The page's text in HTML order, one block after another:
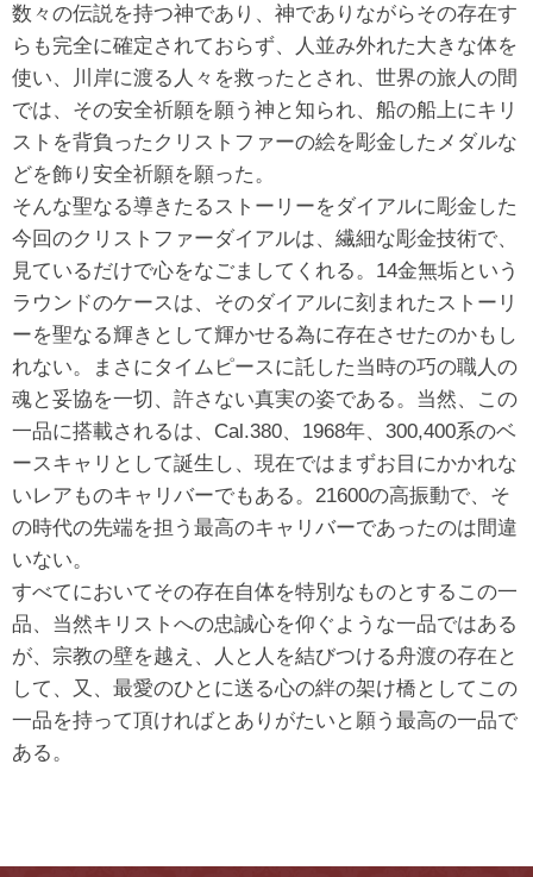
数々の伝説を持つ神であり、神でありながらその存在す
らも完全に確定されておらず、人並み外れた大きな体を
使い、川岸に渡る人々を救ったとされ、世界の旅人の間
では、その安全祈願を願う神と知られ、船の船上にキリ
ストを背負ったクリストファーの絵を彫金したメダルな
どを飾り安全祈願を願った。
そんな聖なる導きたるストーリーをダイアルに彫金した
今回のクリストファーダイアルは、繊細な彫金技術で、
見ているだけで心をなごましてくれる。14金無垢という
ラウンドのケースは、そのダイアルに刻まれたストーリ
ーを聖なる輝きとして輝かせる為に存在させたのかもし
れない。まさにタイムピースに託した当時の巧の職人の
魂と妥協を一切、許さない真実の姿である。当然、この
一品に搭載されるは、Cal.380、1968年、300,400系のベ
ースキャリとして誕生し、現在ではまずお目にかかれな
いレアものキャリバーでもある。21600の高振動で、そ
の時代の先端を担う最高のキャリバーであったのは間違
いない。
すべてにおいてその存在自体を特別なものとするこの一
品、当然キリストへの忠誠心を仰ぐような一品ではある
が、宗教の壁を越え、人と人を結びつける舟渡の存在と
して、又、最愛のひとに送る心の絆の架け橋としてこの
一品を持って頂ければとありがたいと願う最高の一品で
ある。